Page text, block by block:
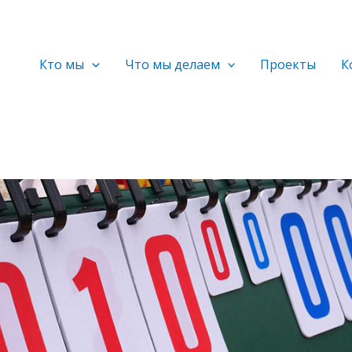
Кто мы Что мы делаем Проекты